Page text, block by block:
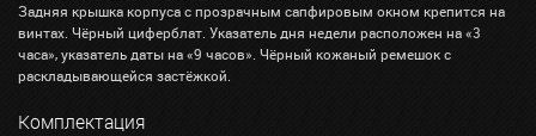
Задняя крышка корпуса с прозрачным сапфировым окном крепится на
винтах. Чёрный циферблат. Указатель дня недели расположен на «3
часа», указатель даты на «9 часов». Чёрный кожаный ремешок с
раскладывающейся застёжкой.
Комплектация